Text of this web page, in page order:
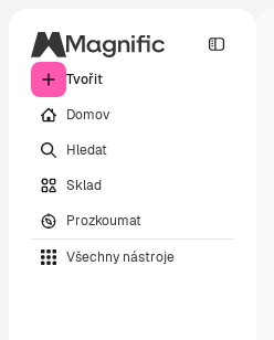
Tvořit
Domov
Hledat
Sklad
Prozkoumat
Všechny nástroje